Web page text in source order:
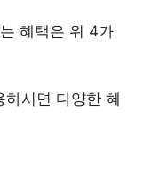
혜택은 위 4가
시면 다양한 혜